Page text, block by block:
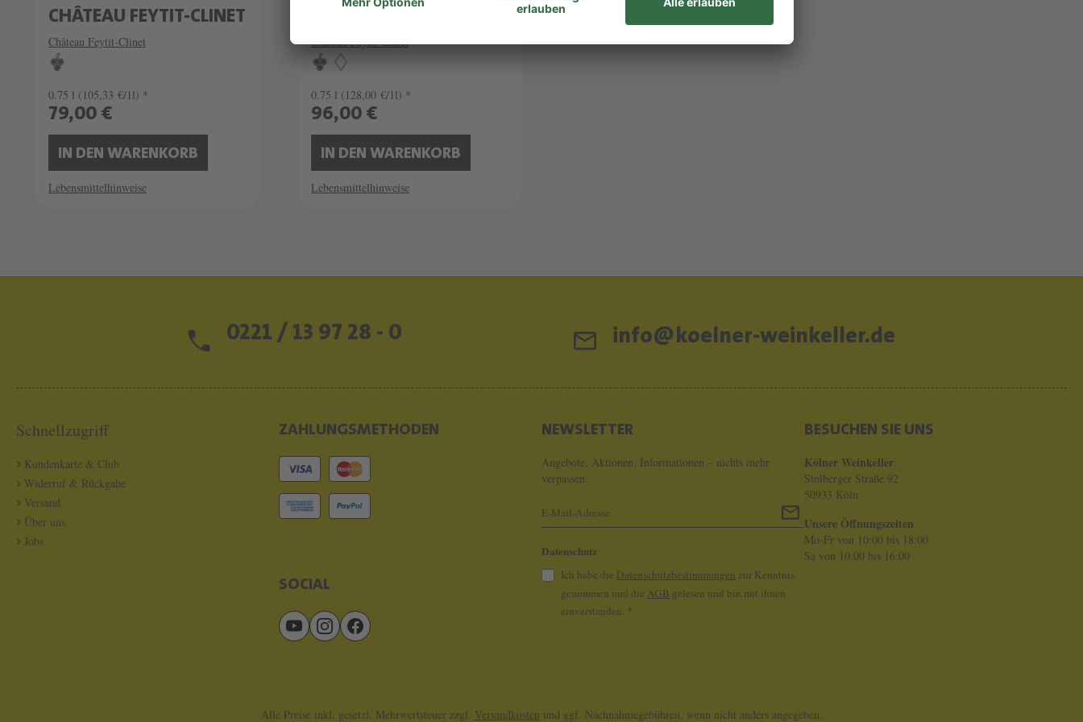
CHÂTEAU FEYTIT-CLINET
Château Feytit-Clinet
0.75 l (105,33 €/1l) *
79,00 €
IN DEN WARENKORB
Lebensmittelhinweise
Château Feytit-Clinet
0.75 l (128,00 €/1l) *
96,00 €
IN DEN WARENKORB
Lebensmittelhinweise
0221 / 13 97 28 - 0 info@koelner-weinkeller.de
Schnellzugriff
Kundenkarte & Club
Widerruf & Rückgabe
Versand
Über uns
Jobs
ZAHLUNGSMETHODEN
SOCIAL
NEWSLETTER
Angebote, Aktionen, Informationen – nichts mehr
verpassen.
Datenschutz
Ich habe die Datenschutzbestimmungen zur Kenntnis
genommen und die AGB gelesen und bin mit ihnen
einverstanden. *
BESUCHEN SIE UNS
Kölner Weinkeller
Stolberger Straße 92
50933 Köln
Unsere Öffnungszeiten
Mo-Fr von 10:00 bis 18:00
Sa von 10:00 bis 16:00
Alle Preise inkl. gesetzl. Mehrwertsteuer zzgl. Versandkosten und ggf. Nachnahmegebühren, wenn nicht anders angegeben.